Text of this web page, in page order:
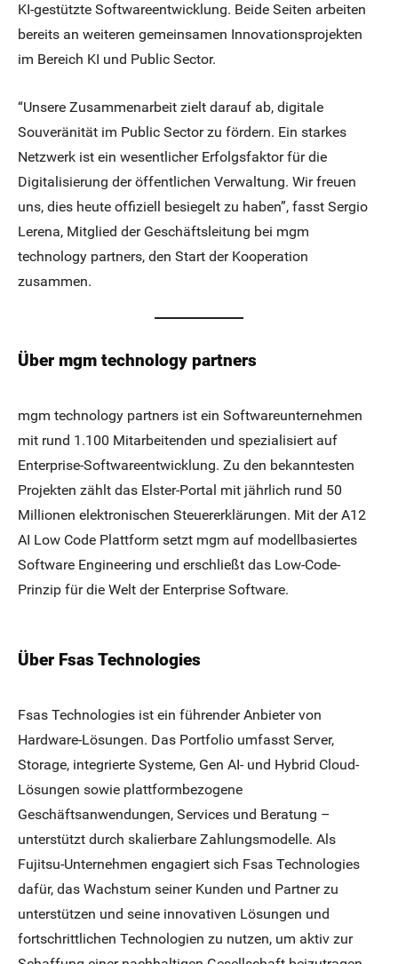
KI-gestützte Softwareentwicklung. Beide Seiten arbeiten
bereits an weiteren gemeinsamen Innovationsprojekten
im Bereich KI und Public Sector.
“Unsere Zusammenarbeit zielt darauf ab, digitale
Souveränität im Public Sector zu fördern. Ein starkes
Netzwerk ist ein wesentlicher Erfolgsfaktor für die
Digitalisierung der öffentlichen Verwaltung. Wir freuen
uns, dies heute offiziell besiegelt zu haben”, fasst Sergio
Lerena, Mitglied der Geschäftsleitung bei mgm
technology partners, den Start der Kooperation
zusammen.
Über mgm technology partners
mgm technology partners ist ein Softwareunternehmen
mit rund 1.100 Mitarbeitenden und spezialisiert auf
Enterprise-Softwareentwicklung. Zu den bekanntesten
Projekten zählt das Elster-Portal mit jährlich rund 50
Millionen elektronischen Steuererklärungen. Mit der A12
AI Low Code Plattform setzt mgm auf modellbasiertes
Software Engineering und erschließt das Low-Code-
Prinzip für die Welt der Enterprise Software.
Über Fsas Technologies
Fsas Technologies ist ein führender Anbieter von
Hardware-Lösungen. Das Portfolio umfasst Server,
Storage, integrierte Systeme, Gen AI- und Hybrid Cloud-
Lösungen sowie plattformbezogene
Geschäftsanwendungen, Services und Beratung –
unterstützt durch skalierbare Zahlungsmodelle. Als
Fujitsu-Unternehmen engagiert sich Fsas Technologies
dafür, das Wachstum seiner Kunden und Partner zu
unterstützen und seine innovativen Lösungen und
fortschrittlichen Technologien zu nutzen, um aktiv zur